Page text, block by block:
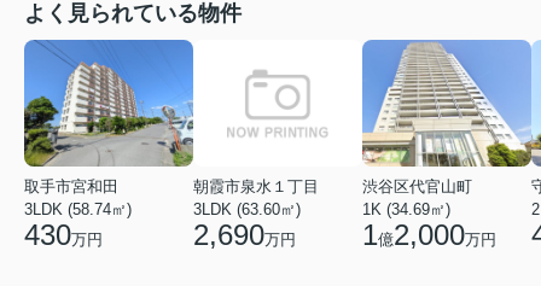
よく見られている物件
取手市宮和田
3LDK (58.74㎡)
430万円
朝霞市泉水１丁目
3LDK (63.60㎡)
2,690万円
渋谷区代官山町
1K (34.69㎡)
1億2,000万円